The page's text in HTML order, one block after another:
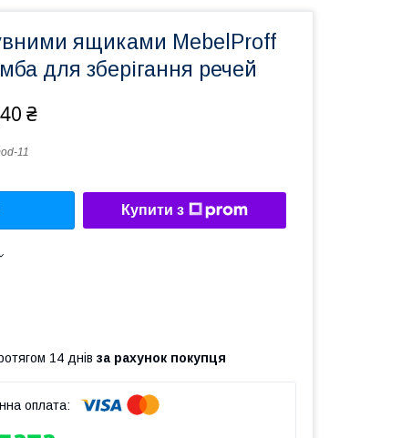
ящиками MebelProff
для зберігання речей
₴
11
Купити з
14 днів за рахунок покупця